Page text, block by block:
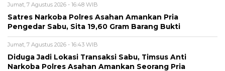
Jumat, 7 Agustus 2026 - 16:48 WIB
Satres Narkoba Polres Asahan Amankan Pria
Pengedar Sabu, Sita 19,60 Gram Barang Bukti
Jumat, 7 Agustus 2026 - 16:43 WIB
Diduga Jadi Lokasi Transaksi Sabu, Timsus Anti
Narkoba Polres Asahan Amankan Seorang Pria